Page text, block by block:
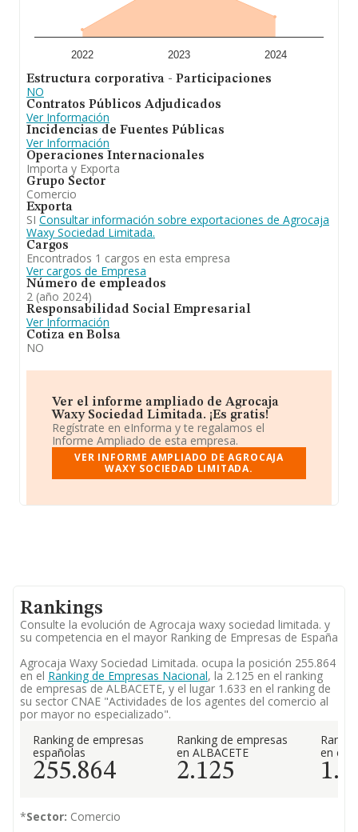
las empresas es de 422 mil euros. Como información
adicional de interés, los empleados de media son 2; la
antigüedad alcanza los 12 años desde la constitución.
En resumen, la actividad deAgrocaja Waxy Sociedad
exportación, importación y venta al por mayor y menor,
tanto en nombre propio como en calidad de agente o
representante, concesionario o distribuidor de toda
clase de semillas y fertilizantes. En el ranking de su
sector (Intermediarios del comercio de productos
diversos), la compañía ha perdido posición respecto al
2023. En el ranking de todas las empresas en el
territorio nacional, ha experimentado un retroceso.
2022 2023 2024
Estructura corporativa - Participaciones
NO
Contratos Públicos Adjudicados
Ver Información
Incidencias de Fuentes Públicas
Ver Información
Operaciones Internacionales
Importa y Exporta
Grupo Sector
Comercio
Exporta
SI Consultar información sobre exportaciones de Agrocaja
Waxy Sociedad Limitada.
Cargos
Encontrados 1 cargos en esta empresa
Ver cargos de Empresa
Número de empleados
2 (año 2024)
Responsabilidad Social Empresarial
Ver Información
Cotiza en Bolsa
NO
Ver el informe ampliado de Agrocaja
Waxy Sociedad Limitada. ¡Es gratis!
Regístrate en eInforma y te regalamos el
Informe Ampliado de esta empresa.
VER INFORME AMPLIADO DE AGROCAJA
WAXY SOCIEDAD LIMITADA.
Rankings
Consulte la evolución de Agrocaja waxy sociedad limitada. y
su competencia en el mayor Ranking de Empresas de España
Agrocaja Waxy Sociedad Limitada. ocupa la posición 255.864
en el Ranking de Empresas Nacional, la 2.125 en el ranking
de empresas de ALBACETE, y el lugar 1.633 en el ranking de
su sector CNAE "Actividades de los agentes del comercio al
por mayor no especializado".
Ranking de empresas
españolas
255.864
Ranking de empresas
en ALBACETE
2.125
en el
*Sector: Comercio